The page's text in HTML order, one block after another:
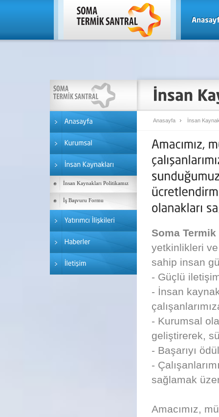
İnsan Kaynakları Politikamız
İş Başvuru Formu
Anasayfa İnsan
Soma
yetkinlikleri
sahip insan
- Güçlü
- İnsan
- Kurumsal
geliştirerek,
- Başarıyı
-
sağlamak
Amacımız,